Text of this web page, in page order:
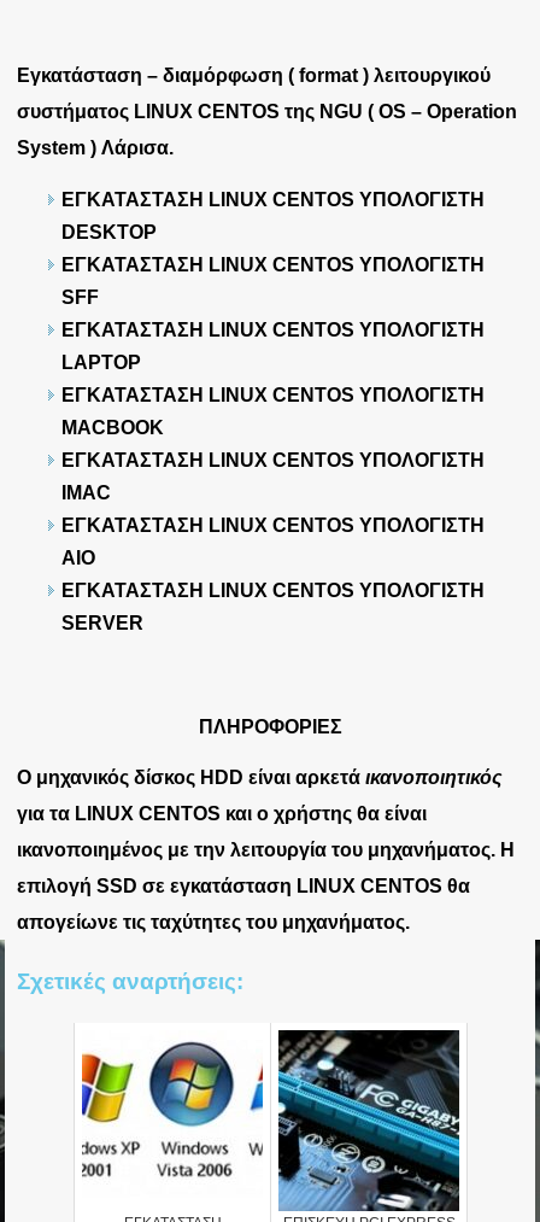
Εγκατάσταση – διαμόρφωση ( format ) λειτουργικού
συστήματος LINUX CENTOS της NGU ( OS – Operation
System ) Λάρισα.
ΕΓΚΑΤΑΣΤΑΣΗ LINUX CENTOS ΥΠΟΛΟΓΙΣΤΗ
DESKTOP
ΕΓΚΑΤΑΣΤΑΣΗ LINUX CENTOS ΥΠΟΛΟΓΙΣΤΗ
SFF
ΕΓΚΑΤΑΣΤΑΣΗ LINUX CENTOS ΥΠΟΛΟΓΙΣΤΗ
LAPTOP
ΕΓΚΑΤΑΣΤΑΣΗ LINUX CENTOS ΥΠΟΛΟΓΙΣΤΗ
MACBOOK
ΕΓΚΑΤΑΣΤΑΣΗ LINUX CENTOS ΥΠΟΛΟΓΙΣΤΗ
IMAC
ΕΓΚΑΤΑΣΤΑΣΗ LINUX CENTOS ΥΠΟΛΟΓΙΣΤΗ
AIO
ΕΓΚΑΤΑΣΤΑΣΗ LINUX CENTOS ΥΠΟΛΟΓΙΣΤΗ
SERVER
ΠΛΗΡΟΦΟΡΙΕΣ
Ο μηχανικός δίσκος HDD είναι αρκετάικανοποιητικός
για τα LINUX CENTOS και ο χρήστης θα είναι
ικανοποιημένος με την λειτουργία του μηχανήματος. Η
επιλογή SSD σε εγκατάσταση LINUX CENTOS θα
απογείωνε τις ταχύτητες του μηχανήματος.
Σχετικές αναρτήσεις: